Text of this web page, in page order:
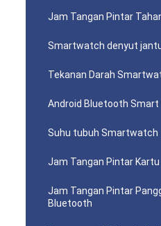
Jam Tangan Pintar
Smartwatch denyut
Tekanan Darah
Android Bluetooth Smart
Suhu tubuh Smartwatch
Jam Tangan Pintar Kartu
Jam Tangan Pintar
Bluetooth